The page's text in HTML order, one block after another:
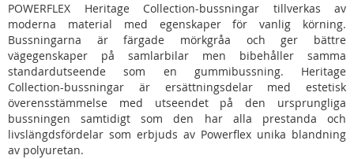
POWERFLEX Heritage Collection-bussningar tillverkas av
moderna material med egenskaper för vanlig körning.
Bussningarna är färgade mörkgråa och ger bättre
vägegenskaper på samlarbilar men bibehåller samma
standardutseende som en gummibussning. Heritage
Collection-bussningar är ersättningsdelar med estetisk
överensstämmelse med utseendet på den ursprungliga
bussningen samtidigt som den har alla prestanda och
livslängdsfördelar som erbjuds av Powerflex unika blandning
av polyuretan.